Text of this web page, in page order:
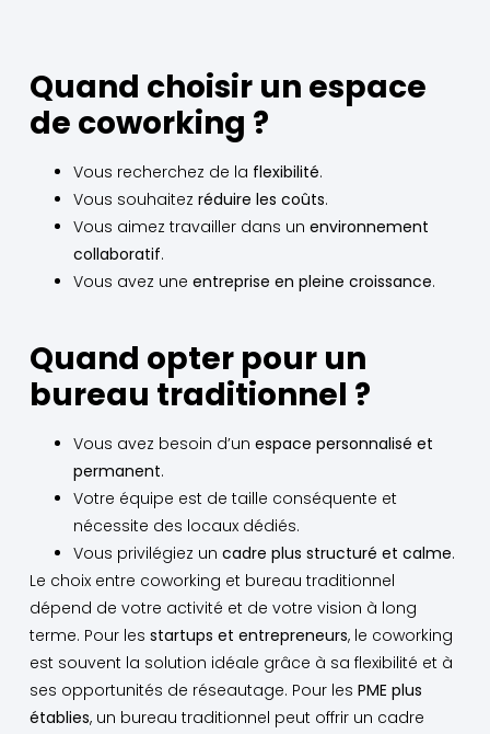
Quand choisir un espace
de coworking ?
Vous recherchez de la flexibilité.
Vous souhaitez réduire les coûts.
Vous aimez travailler dans un environnement
collaboratif.
Vous avez une entreprise en pleine croissance.
Quand opter pour un
bureau traditionnel ?
Vous avez besoin d’un espace personnalisé et
permanent.
Votre équipe est de taille conséquente et
nécessite des locaux dédiés.
Vous privilégiez un cadre plus structuré et calme.
Le choix entre coworking et bureau traditionnel
dépend de votre activité et de votre vision à long
terme. Pour les startups et entrepreneurs, le coworking
est souvent la solution idéale grâce à sa flexibilité et à
ses opportunités de réseautage. Pour les PME plus
établies, un bureau traditionnel peut offrir un cadre